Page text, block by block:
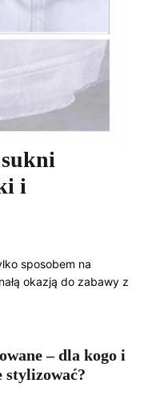
i
sposobem na
okazją do zabawy z
– dla kogo i
stylizować?